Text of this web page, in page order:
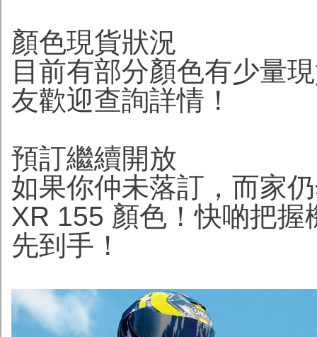
顏色現貨狀況
目前有部分顏色有少量
友歡迎查詢詳情！
預訂繼續開放
如果你仲未落訂，而家
XR 155 顏色！快啲把
先到手！